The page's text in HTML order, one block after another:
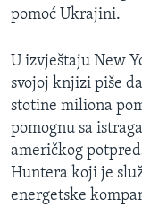
pomoć Ukrajini.
U izvještaju New
svojoj knjizi piše
stotine miliona
pomognu sa
američkog
Huntera koji je
energetske